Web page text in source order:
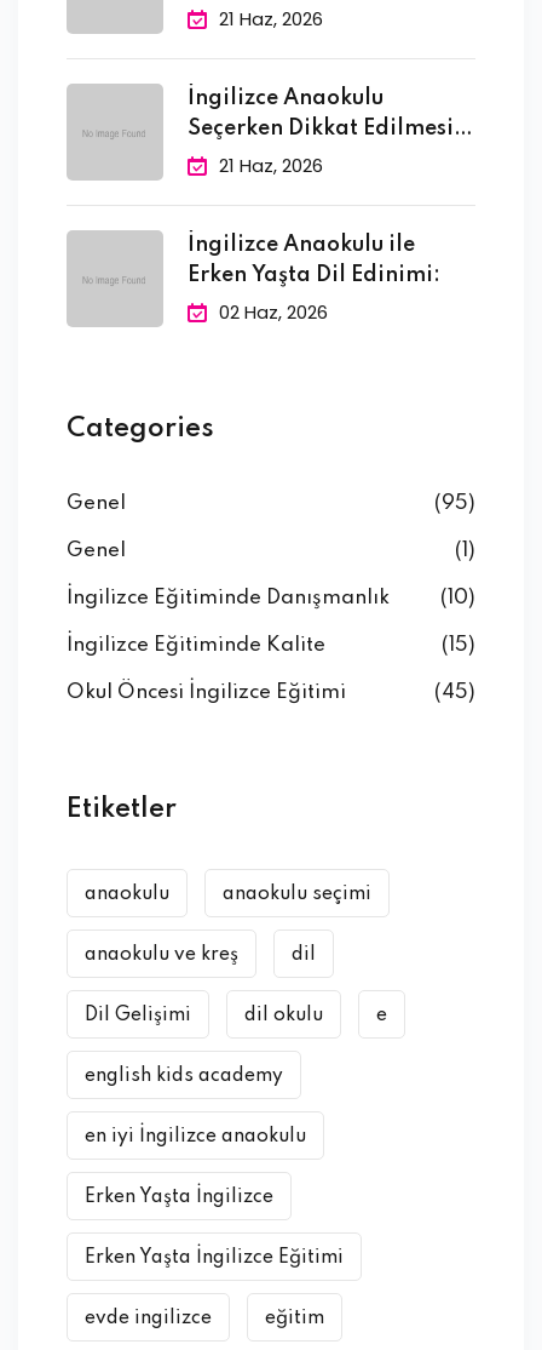
Faydası
21 Haz, 2026
İngilizce Anaokulu
Seçerken Dikkat Edilmesi
Gereken 10
21 Haz, 2026
İngilizce Anaokulu ile
Erken Yaşta Dil Edinimi:
02 Haz, 2026
Categories
Genel (95)
Genel (1)
İngilizce Eğitiminde Danışmanlık (10)
İngilizce Eğitiminde Kalite (15)
Okul Öncesi İngilizce Eğitimi (45)
Etiketler
anaokulu anaokulu seçimi
anaokulu ve kreş dil
Dil Gelişimi dil okulu e
english kids academy
en iyi İngilizce anaokulu
Erken Yaşta İngilizce
Erken Yaşta İngilizce Eğitimi
evde ingilizce eğitim